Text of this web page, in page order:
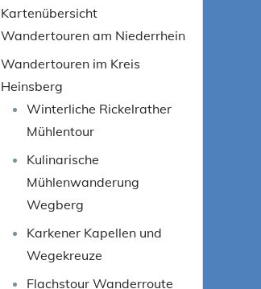
Kartenübersicht
Wandertouren am Niederrhein
Wandertouren im Kreis
Heinsberg
Winterliche Rickelrather
Mühlentour
Kulinarische
Mühlenwanderung
Wegberg
Karkener Kapellen und
Wegekreuze
Flachstour Wanderroute